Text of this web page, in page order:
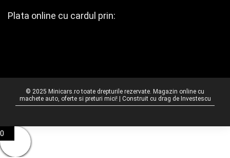
Plata online cu cardul prin:
© 2025 Minicars.ro toate drepturile rezervate. Magazin online cu
machete auto, oferte si preturi mici! | Construit cu drag de Investescu
0